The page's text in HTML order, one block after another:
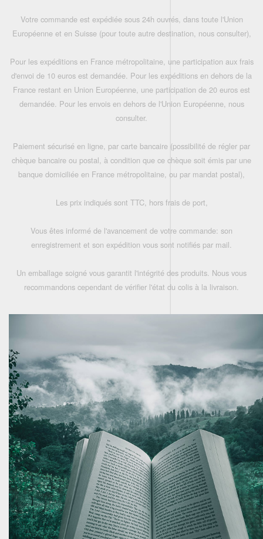
Votre commande est expédiée sous 24h ouvrés, dans toute l'Union
Européenne et en Suisse (pour toute autre destination, nous consulter),
Pour les expéditions en France métropolitaine, une participation aux frais
d'envoi de 10 euros est demandée. Pour les expéditions en dehors de la
France restant en Union Européenne, une participation de 20 euros est
demandée. Pour les envois en dehors de l'Union Européenne, nous
consulter.
Paiement sécurisé en ligne, par carte bancaire (possibilité de régler par
chèque bancaire ou postal, à condition que ce chèque soit émis par une
banque domiciliée en France métropolitaine, ou par mandat postal),
Les prix indiqués sont TTC, hors frais de port,
Vous êtes informé de l'avancement de votre commande: son
enregistrement et son expédition vous sont notifiés par mail.
Un emballage soigné vous garantit l'intégrité des produits. Nous vous
recommandons cependant de vérifier l'état du colis à la livraison.